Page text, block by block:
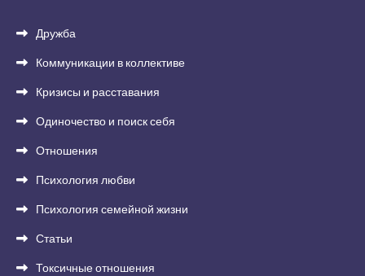
Дружба
Коммуникации в коллективе
Кризисы и расставания
Одиночество и поиск себя
Отношения
Психология любви
Психология семейной жизни
Статьи
Токсичные отношения